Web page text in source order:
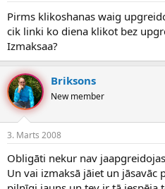
Pirms klikoshanas waig
cik linki ko diena klikot bez
Izmaksaa?
Briksons
New member
3. Marts 2008
Obligāti nekur nav
Un vai izmaksā jāiet un